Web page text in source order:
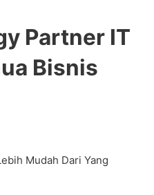
Partner IT
Bisnis
Mudah Dari Yang